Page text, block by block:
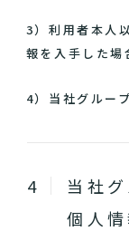
3）利用者本人
報を入手した場
4）当社グルー
当社
個人